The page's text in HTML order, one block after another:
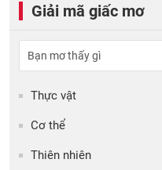
Giải mã giấc mơ
Thực vật
Cơ thể
Thiên nhiên